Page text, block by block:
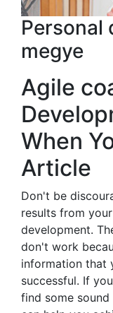
Personal
megye
Agile
When
Article
Don't be
results from your
development.
don't work
information that
successful. If
find some